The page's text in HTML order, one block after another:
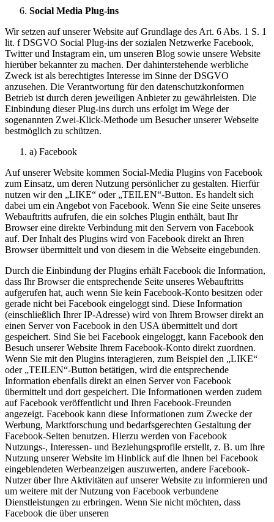
Social Media Plug-ins
Wir setzen auf unserer Website auf Grundlage des Art. 6 Abs. 1 S. 1
lit. f DSGVO Social Plug-ins der sozialen Netzwerke Facebook,
Twitter und Instagram ein, um unseren Blog sowie unsere Website
hierüber bekannter zu machen. Der dahinterstehende werbliche
Zweck ist als berechtigtes Interesse im Sinne der DSGVO
anzusehen. Die Verantwortung für den datenschutzkonformen
Betrieb ist durch deren jeweiligen Anbieter zu gewährleisten. Die
Einbindung dieser Plug-ins durch uns erfolgt im Wege der
sogenannten Zwei-Klick-Methode um Besucher unserer Webseite
bestmöglich zu schützen.
a) Facebook
Auf unserer Website kommen Social-Media Plugins von Facebook
zum Einsatz, um deren Nutzung persönlicher zu gestalten. Hierfür
nutzen wir den „LIKE“ oder „TEILEN“-Button. Es handelt sich
dabei um ein Angebot von Facebook. Wenn Sie eine Seite unseres
Webauftritts aufrufen, die ein solches Plugin enthält, baut Ihr
Browser eine direkte Verbindung mit den Servern von Facebook
auf. Der Inhalt des Plugins wird von Facebook direkt an Ihren
Browser übermittelt und von diesem in die Webseite eingebunden.
Durch die Einbindung der Plugins erhält Facebook die Information,
dass Ihr Browser die entsprechende Seite unseres Webauftritts
aufgerufen hat, auch wenn Sie kein Facebook-Konto besitzen oder
gerade nicht bei Facebook eingeloggt sind. Diese Information
(einschließlich Ihrer IP-Adresse) wird von Ihrem Browser direkt an
einen Server von Facebook in den USA übermittelt und dort
gespeichert. Sind Sie bei Facebook eingeloggt, kann Facebook den
Besuch unserer Website Ihrem Facebook-Konto direkt zuordnen.
Wenn Sie mit den Plugins interagieren, zum Beispiel den „LIKE“
oder „TEILEN“-Button betätigen, wird die entsprechende
Information ebenfalls direkt an einen Server von Facebook
übermittelt und dort gespeichert. Die Informationen werden zudem
auf Facebook veröffentlicht und Ihren Facebook-Freunden
angezeigt. Facebook kann diese Informationen zum Zwecke der
Werbung, Marktforschung und bedarfsgerechten Gestaltung der
Facebook-Seiten benutzen. Hierzu werden von Facebook
Nutzungs-, Interessen- und Beziehungsprofile erstellt, z. B. um Ihre
Nutzung unserer Website im Hinblick auf die Ihnen bei Facebook
eingeblendeten Werbeanzeigen auszuwerten, andere Facebook-
Nutzer über Ihre Aktivitäten auf unserer Website zu informieren und
um weitere mit der Nutzung von Facebook verbundene
Dienstleistungen zu erbringen. Wenn Sie nicht möchten, dass
Facebook die über unseren